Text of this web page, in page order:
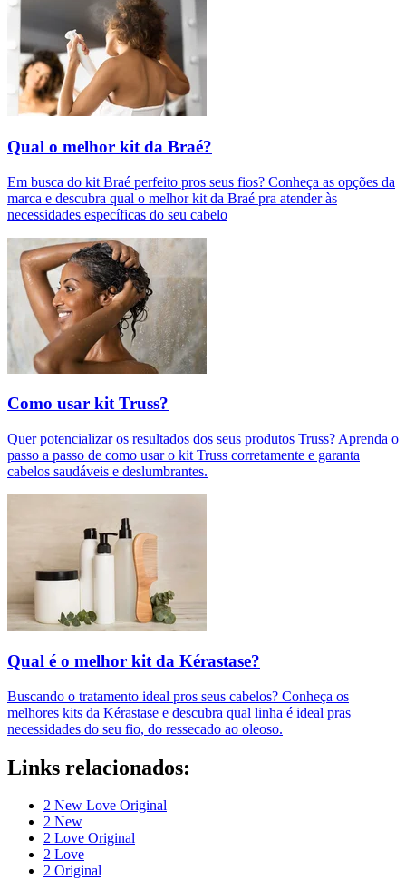
Qual o melhor kit da Braé?
Em busca do kit Braé perfeito pros seus fios? Conheça as opções da
marca e descubra qual o melhor kit da Braé pra atender às
necessidades específicas do seu cabelo
Como usar kit Truss?
Quer potencializar os resultados dos seus produtos Truss? Aprenda o
passo a passo de como usar o kit Truss corretamente e garanta
cabelos saudáveis e deslumbrantes.
Qual é o melhor kit da Kérastase?
Buscando o tratamento ideal pros seus cabelos? Conheça os
melhores kits da Kérastase e descubra qual linha é ideal pras
necessidades do seu fio, do ressecado ao oleoso.
Links relacionados:
2 New Love Original
2 New
2 Love Original
2 Love
2 Original